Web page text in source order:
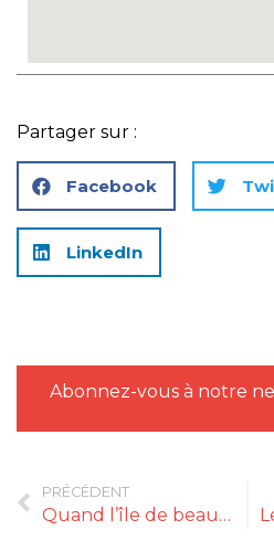
Partager sur :
Facebook
LinkedIn
Abonnez-vous à notre
PRÉCÉDENT
Quand l’île de beauté s’invite à Limoges